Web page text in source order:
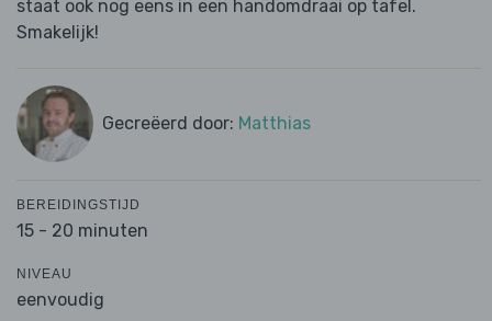
staat ook nog eens in een handomdraai op tafel.
Smakelijk!
Gecreëerd door: Matthias
BEREIDINGSTIJD
15 - 20 minuten
NIVEAU
eenvoudig